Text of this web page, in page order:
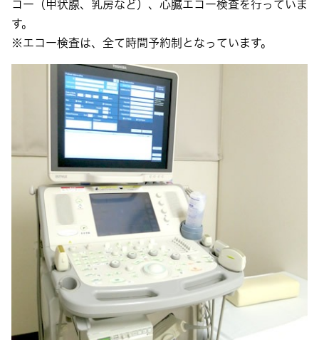
コー（甲状腺、乳房など）、心臓エコー検査を行っていま
す。
※エコー検査は、全て時間予約制となっています。